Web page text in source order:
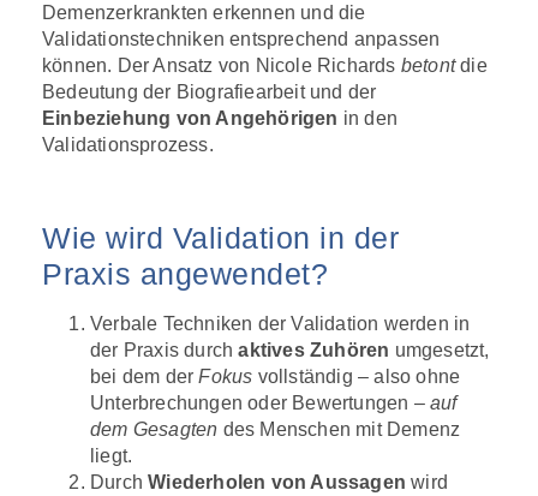
Demenzerkrankten erkennen und die
Validationstechniken entsprechend anpassen
können. Der Ansatz von Nicole Richards betontdie
Bedeutung der Biografiearbeit und der
Einbeziehung von Angehörigen in den
Validationsprozess.
Wie wird Validation in der
Praxis angewendet?
Verbale Techniken der Validation werden in
der Praxis durchaktives Zuhören umgesetzt,
bei dem derFokus vollständig – also ohne
Unterbrechungen oder Bewertungen – auf
dem Gesagten des Menschen mit Demenz
liegt.
DurchWiederholen von Aussagen wird